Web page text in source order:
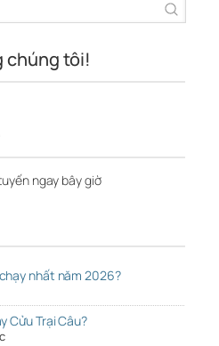
chúng tôi!
ngay bây giờ
nhất năm 2026?
Cửu Trại Câu?